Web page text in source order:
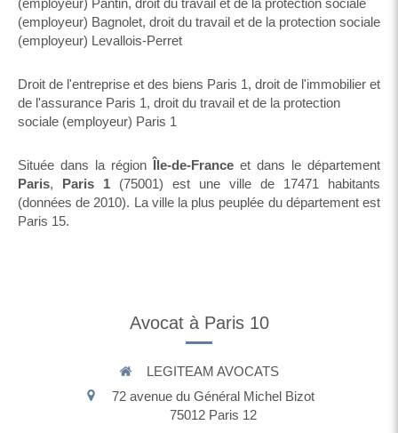
(employeur) Pantin, droit du travail et de la protection sociale
(employeur) Bagnolet, droit du travail et de la protection sociale
(employeur) Levallois-Perret
Droit de l'entreprise et des biens Paris 1, droit de l'immobilier et
de l'assurance Paris 1, droit du travail et de la protection
sociale (employeur) Paris 1
Située dans la région Île-de-France et dans le département
Paris, Paris 1 (75001) est une ville de 17471 habitants
(données de 2010). La ville la plus peuplée du département est
Paris 15.
Avocat à Paris 10
LEGITEAM AVOCATS
72 avenue du Général Michel Bizot
75012 Paris 12